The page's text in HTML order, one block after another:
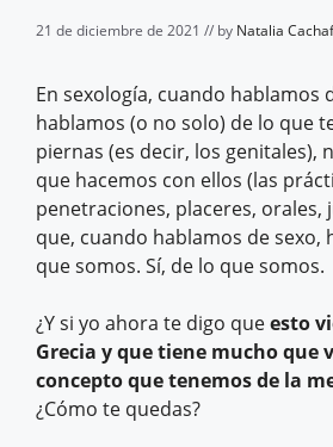
21 de diciembre de 2021 // by Natalia
En sexología, cuando hablamos
hablamos (o no solo) de lo que
piernas (es decir, los genitales),
que hacemos con ellos (las
penetraciones, placeres, orales,
que, cuando hablamos de sexo,
que somos. Sí, de lo que somos.
¿Y si yo ahora te digo queesto
Grecia y que tiene mucho que
concepto que tenemos de la
¿Cómo te quedas?